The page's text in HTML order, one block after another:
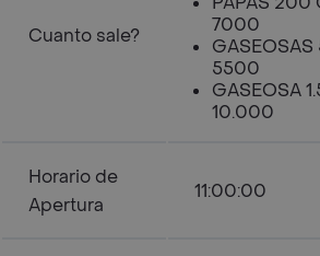
Cuanto sale?
7000
5500
GASEOSA
10.000
Horario de
Apertura
11:00:00